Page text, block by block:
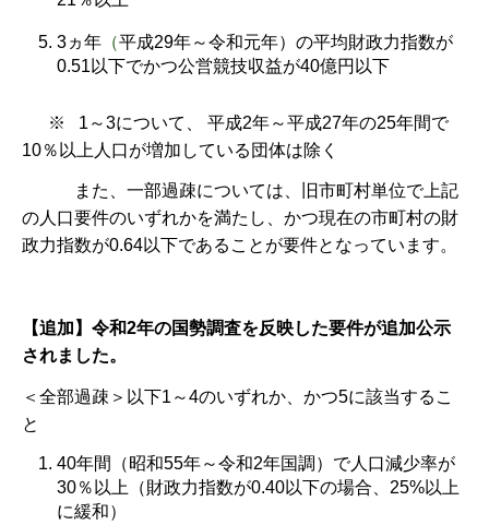
3ヵ年 （平成29年～令和元年）の平均財政力指数が
0.51以下でかつ公営競技収益が40億円以下
※ 1～3について、 平成2年～平成27年の25年間で
10％以上人口が増加している団体は除く
また、一部過疎については、旧市町村単位で上記
の人口要件のいずれかを満たし、かつ現在の市町村の財
政力指数が0.64以下であることが要件となっています。
【追加】令和2年の国勢調査を反映した要件が追加公示
されました。
＜全部過疎＞以下1～4のいずれか、かつ5に該当するこ
と
40年間（昭和55年～令和2年国調）で人口減少率が
30％以上（財政力指数が0.40以下の場合、25%以上
に緩和）